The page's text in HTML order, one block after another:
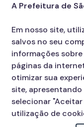
A Prefeitura de
Em nosso site,
salvos no seu
informações
páginas da
otimizar sua
site,
selecionar
utilização de